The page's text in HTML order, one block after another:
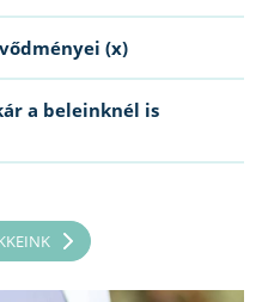
(x)
a beleinknél is